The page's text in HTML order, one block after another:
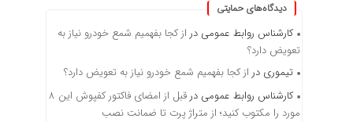
دیدگاه‌های حمایتی
کارشناس روابط عمومی در از کجا بفهمیم شمع خودرو نیاز به
تعویض دارد؟
تیموری در از کجا بفهمیم شمع خودرو نیاز به تعویض دارد؟
کارشناس روابط عمومی در
قبل از امضای فاکتور کفپوش این ۸
مورد را مکتوب کنید؛ از متراژ پرت تا ضمانت نصب